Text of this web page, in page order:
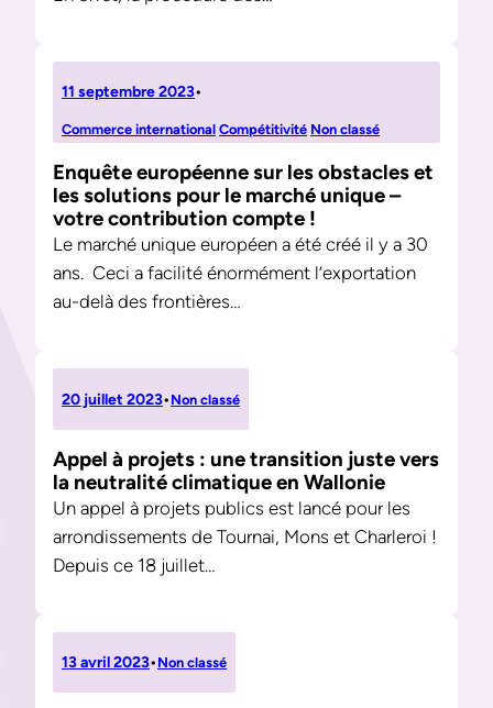
11 septembre 2023•
Commerce international Compétitivité Non classé
Enquête européenne sur les obstacles et
les solutions pour le marché unique –
votre contribution compte !
Le marché unique européen a été créé il y a 30
ans. Ceci a facilité énormément l’exportation
au-delà des frontières…
20 juillet 2023• Non classé
Appel à projets : une transition juste vers
la neutralité climatique en Wallonie
Un appel à projets publics est lancé pour les
arrondissements de Tournai, Mons et Charleroi !
Depuis ce 18 juillet…
13 avril 2023• Non classé